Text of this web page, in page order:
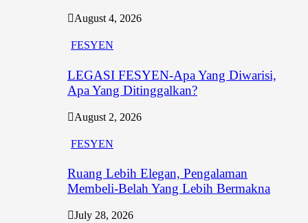
August 4, 2026
FESYEN
LEGASI FESYEN-Apa Yang Diwarisi,
Apa Yang Ditinggalkan?
August 2, 2026
FESYEN
Ruang Lebih Elegan, Pengalaman
Membeli-Belah Yang Lebih Bermakna
July 28, 2026